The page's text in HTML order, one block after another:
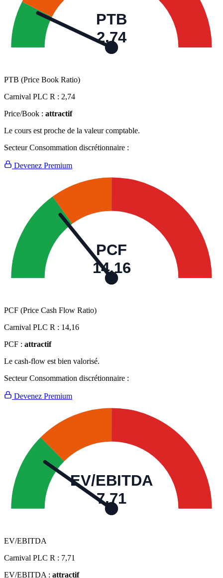
PTB
2,74
PTB (Price Book Ratio)
Carnival PLC R : 2,74
Price/Book : attractif
Le cours est proche de la valeur comptable.
Secteur Consommation discrétionnaire :
Devenez Premium
PCF
14,16
PCF (Price Cash Flow Ratio)
Carnival PLC R : 14,16
PCF : attractif
Le cash-flow est bien valorisé.
Secteur Consommation discrétionnaire :
Devenez Premium
EV/EBITDA
7,71
EV/EBITDA
Carnival PLC R : 7,71
EV/EBITDA : attractif